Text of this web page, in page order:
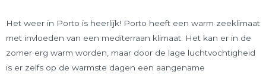
Het weer in Porto is heerlijk! Porto heeft een warm zeeklimaat
met invloeden van een mediterraan klimaat. Het kan er in de
zomer erg warm worden, maar door de lage luchtvochtigheid
is er zelfs op de warmste dagen een aangename